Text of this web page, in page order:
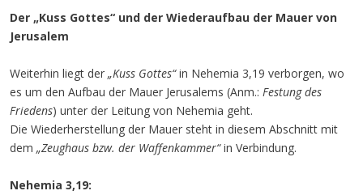
Der „Kuss Gottes“ und der Wiederaufbau der Mauer von
Jerusalem
Weiterhin liegt der „Kuss Gottes“in Nehemia 3,19 verborgen, wo
es um den Aufbau der Mauer Jerusalems (Anm.: Festung des
Friedens) unter der Leitung von Nehemia geht.
Die Wiederherstellung der Mauer steht in diesem Abschnitt mit
dem „Zeughaus bzw. der Waffenkammer“in Verbindung.
Nehemia 3,19: